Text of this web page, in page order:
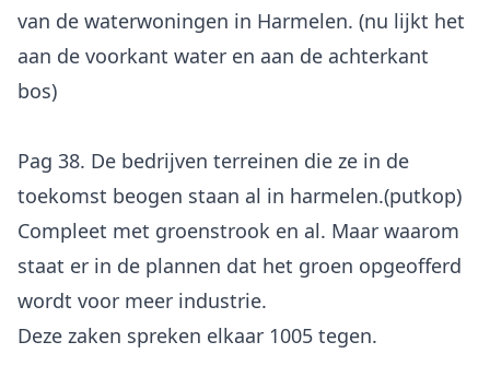
van de waterwoningen in Harmelen. (nu lijkt het
aan de voorkant water en aan de achterkant
bos)
Pag 38. De bedrijven terreinen die ze in de
toekomst beogen staan al in harmelen.(putkop)
Compleet met groenstrook en al. Maar waarom
staat er in de plannen dat het groen opgeofferd
wordt voor meer industrie.
Deze zaken spreken elkaar 1005 tegen.